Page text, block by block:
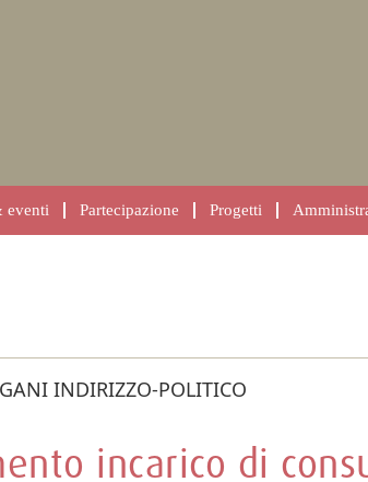
eventi Partecipazione Progetti
INDIRIZZO-POLITICO
incarico di